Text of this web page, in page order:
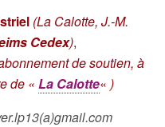
(La Calotte, J.-M.
Cedex),
de soutien, à
de « La Calotte« )